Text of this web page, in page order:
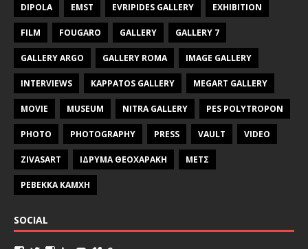
DIPOLA EMST EVRIPIDES GALLERY EXHIBITION
FILM FOUGARO GALLERY GALLERY 7
GALLERY ARGO GALLERY ROMA IMAGE GALLERY
INTERVIEWS KAPPATOS GALLERY MEGART GALLERY
MOVIE MUSEUM NITRA GALLERY PES POLYTROPON
PHOTO PHOTOGRAPHY PRESS VAULT VIDEO
ZIVASART ΙΔΡΥΜΑ ΘΕΟΧΑΡΑΚΗ ΜΕΤΣ
ΡΕΒΕΚΚΑ ΚΑΜΧΗ
SOCIAL